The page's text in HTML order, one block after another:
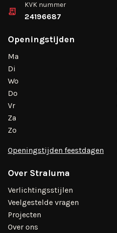
KVK nummer
24196687
Openingstijden
Ma
Di
Wo
Do
Vr
Za
Zo
Openingstijden feestdagen
Over Straluma
Verlichtingsstijlen
Veelgestelde vragen
Projecten
Over ons